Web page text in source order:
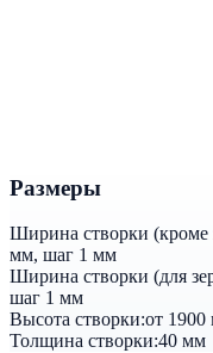
Размеры
Ширина створки (кроме
мм, шаг 1 мм
Ширина створки (для
шаг 1 мм
Высота створки:от
Толщина створки:40 мм